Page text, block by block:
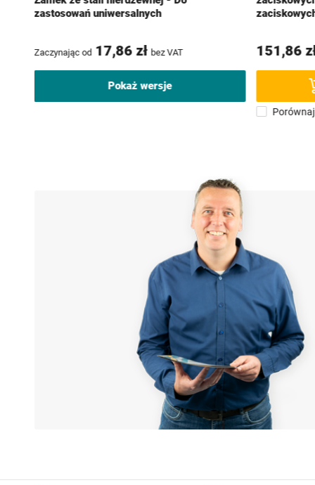
zastosowań uniwersalnych
Zaczynając od 17,86 zł bez VAT
Pokaż wersje
151,86
Porównaj